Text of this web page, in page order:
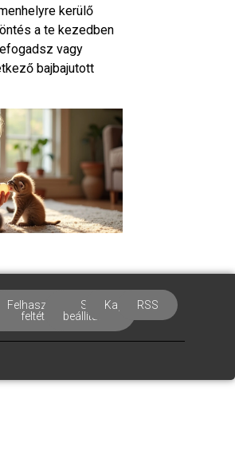
kerülő
a te kezedben
vagy
bajbajutott
Felhasználási
feltételek
Süti
beállítások
Kapcsolat
RSS